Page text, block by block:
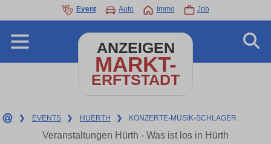
Event Auto Immo Job
ANZEIGEN
MARKT-
ERFTSTADT
❯ EVENTS ❯ HUERTH ❯ KONZERTE-MUSIK-SCHLAGER
Veranstaltungen Hürth - Was ist los in Hürth